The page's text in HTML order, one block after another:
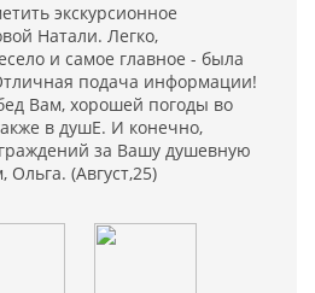
экскурсионное
Натали. Легко,
и самое главное - была
подача информации!
Вам, хорошей погоды во
в душЕ. И конечно,
за Вашу душевную
(Август,25)